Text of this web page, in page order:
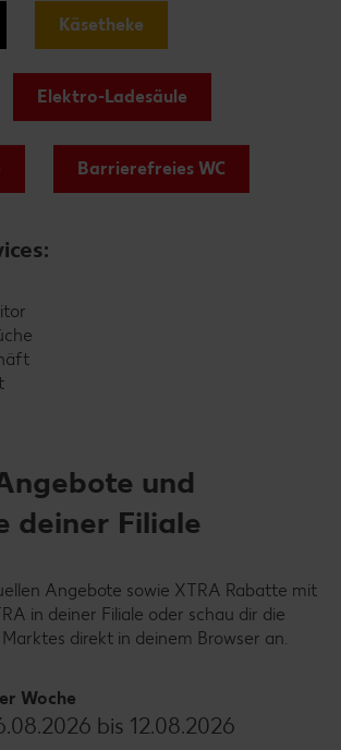
Käsetheke
Elektro-Ladesäule
Barrierefreies WC
und
deiner Filiale
Angebote sowie XTRA Rabatte mit
in deiner Filiale oder schau dir die
direkt in deinem Browser an.
Woche
bis 12.08.2026